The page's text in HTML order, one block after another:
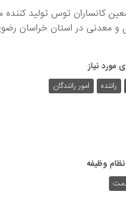
کانساران توس تولید کننده
و معدنی در استان خراسان
مورد نیاز
راننده امور رانندگان
وظیفه